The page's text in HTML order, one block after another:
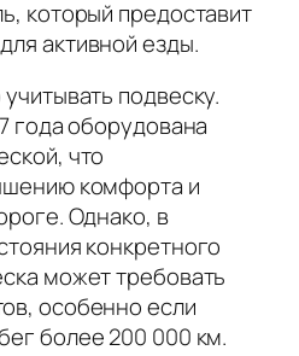
который предоставит
активной езды.
подвеску.
года оборудована
что
комфорта и
Однако, в
конкретного
может требовать
особенно если
более 200 000 км.